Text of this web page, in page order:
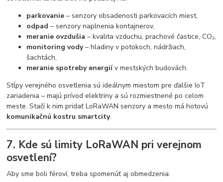
parkovanie – senzory obsadenosti parkovacích miest,
odpad – senzory naplnenia kontajnerov,
meranie ovzdušia – kvalita vzduchu, prachové častice, CO₂,
monitoring vody– hladiny v potokoch, nádržiach,
šachtách,
meranie spotreby energiív mestských budovách.
Stĺpy verejného osvetlenia sú ideálnym miestom pre ďalšie IoT
zariadenia – majú prívod elektriny a sú rozmiestnené po celom
meste. Stačí k nim pridať LoRaWAN senzory a mesto má hotovú
komunikačnú kostru smartcity.
7. Kde sú limity LoRaWAN pri verejnom
osvetlení?
Aby sme boli féroví, treba spomenúť aj obmedzenia: